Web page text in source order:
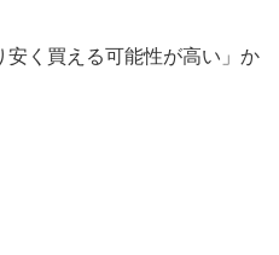
く買える可能性が高い」か